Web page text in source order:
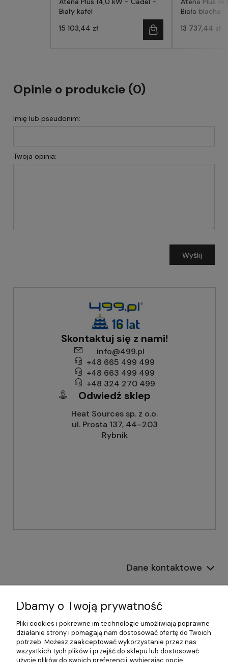
Biały kafel
15 103,44 zł
Biała blacha
13 737,44 zł
Opinie o produkcie (0)
Imię lub pseudonim:
Twoja opinia:
Wyślij
Skontaktuj się z nami!
info@499.pl
+48 665 499 499
+48 663 499 499
+48 324 270 499
Odwiedź sklep
Heat Sources sp. z o.o.
ul. Prosta 137, 44–203
Rybnik
Dane kontaktowe
Płatności i dostawa
Pomoc
Moje konto
Dbamy o Twoją prywatność
Pliki cookies i pokrewne im technologie umożliwiają poprawne
działanie strony i pomagają nam dostosować ofertę do Twoich
potrzeb. Możesz zaakceptować wykorzystanie przez nas
wszystkich tych plików i przejść do sklepu lub dostosować
użycie plików do swoich preferencji, wybierając opcję